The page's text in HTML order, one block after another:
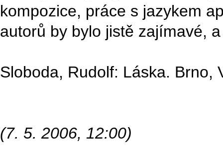
kompozice, práce s jazykem
autorů by bylo jistě zajímavé,
Sloboda, Rudolf: Láska. Brno,
(7. 5. 2006, 12:00)